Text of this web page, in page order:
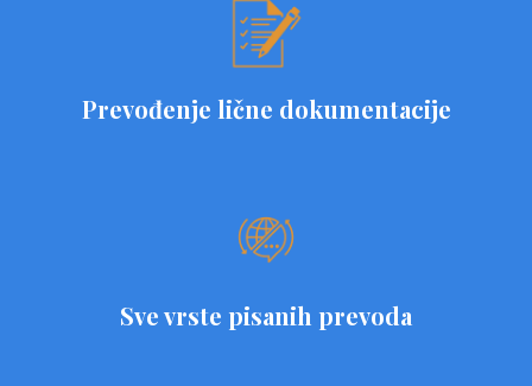
Prevođenje lične dokumentacije
Sve vrste pisanih prevoda